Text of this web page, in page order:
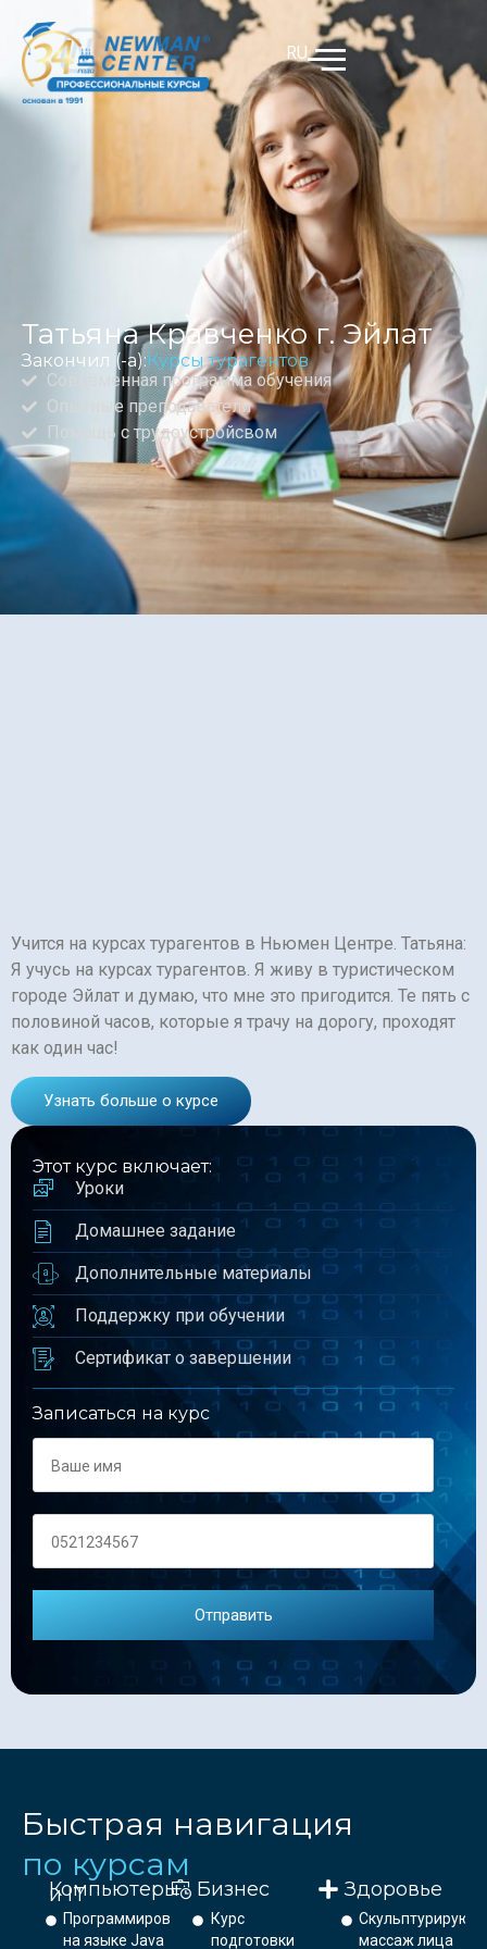
RU
Татьяна Кравченко г. Эйлат
Закончил (-а):Курсы турагентов
Современная программа обучения
Опытные преподаватели
Помощь с трудоустройсвом
Учится на курсах турагентов в Ньюмен Центре. Татьяна:
Я учусь на курсах турагентов. Я живу в туристическом
городе Эйлат и думаю, что мне это пригодится. Те пять с
половиной часов, которые я трачу на дорогу, проходят
как один час!
Узнать больше о курсе
Этот курс включает:
Уроки
Домашнее задание
Дополнительные материалы
Поддержку при обучении
Сертификат о завершении
Записаться на курс
Быстрая навигация
по курсам
Компьютеры
и IT
Программирование
на языке Java
Бизнес
Курс
подготовки
Здоровье
массаж лица